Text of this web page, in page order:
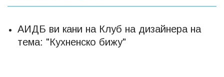
АИДБ ви кани на Клуб на дизайнера на
тема: "Кухненско бижу"